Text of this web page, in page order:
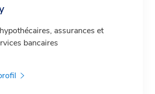
assurances et
bancaires